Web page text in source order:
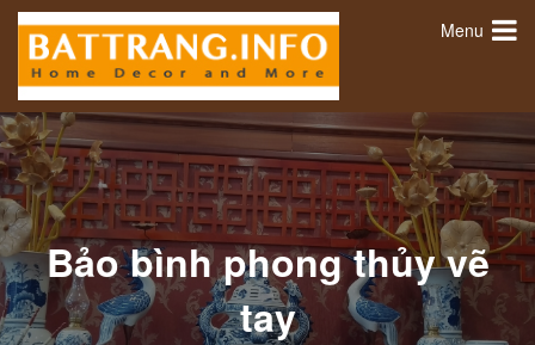
Menu
Bảo bình phong thủy vẽ
tay